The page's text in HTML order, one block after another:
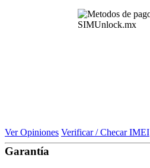
Ver Opiniones Verificar / Checar IMEI
Garantía